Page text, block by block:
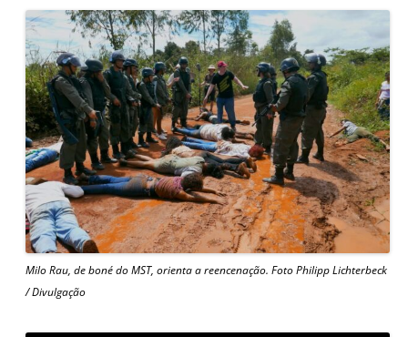
Milo Rau, de boné do MST, orienta a reencenação. Foto Philipp Lichterbeck
/ Divulgação